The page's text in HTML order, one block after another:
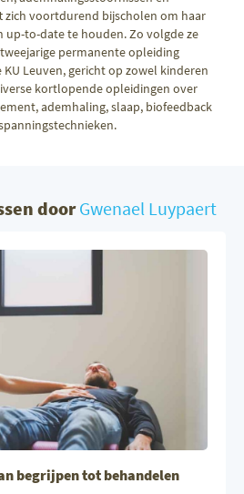
zich voortdurend bijscholen om haar
up-to-date te houden. Zo volgde ze
permanente opleiding
Leuven, gericht op zowel kinderen
kortlopende opleidingen over
ademhaling, slaap, biofeedback
doorGwenael Luypaert
begrijpen tot behandelen